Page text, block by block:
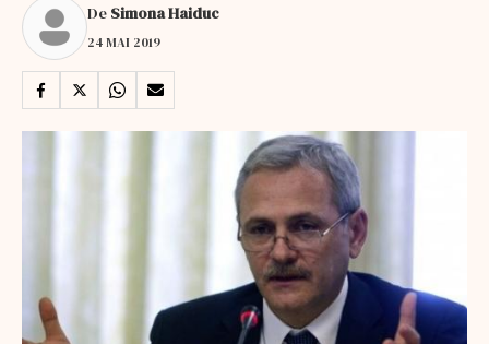
De Simona Haiduc
24 MAI 2019